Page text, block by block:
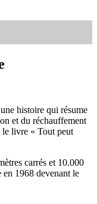
histoire qui résume
et du réchauffement
le livre « Tout peut
carrés et 10.000
en 1968 devenant le